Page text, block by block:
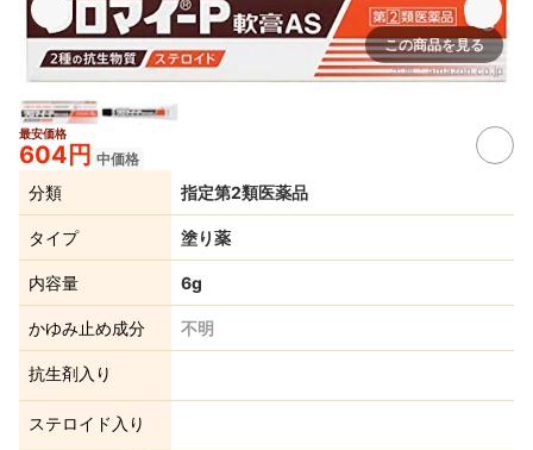
この商品を見る
出典：amazon.co.jp
最安価格
604円 中価格
分類 指定第2類医薬品
タイプ 塗り薬
内容量 6g
かゆみ止め成分 不明
抗生剤入り
ステロイド入り